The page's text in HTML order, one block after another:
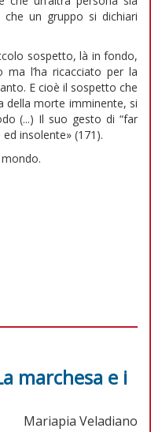
un gruppo si dichiari
sospetto, là in fondo,
l’ha ricacciato per la
E cioè il sospetto che
della morte imminente, si
(...) Il suo gesto di “far
insolente» (171).
marchesa e i
Mariapia Veladiano